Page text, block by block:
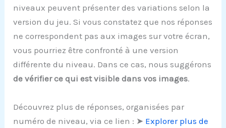
niveaux peuvent présenter des variations selon la
version du jeu. Si vous constatez que nos réponses
ne correspondent pas aux images sur votre écran,
vous pourriez être confronté à une version
différente du niveau. Dans ce cas, nous suggérons
de vérifier ce qui est visible dans vos images.
Découvrez plus de réponses, organisées par
numéro de niveau, via ce lien : ➤ Explorer plus de